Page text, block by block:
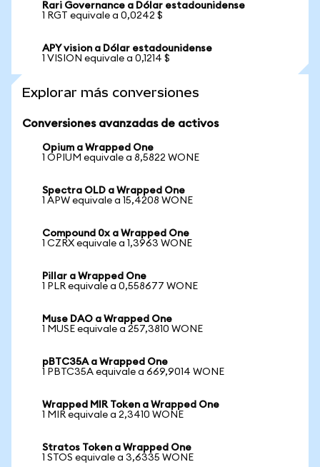
Rari Governance a Dólar estadounidense
1 RGT equivale a 0,0242 $
APY vision a Dólar estadounidense
1 VISION equivale a 0,1214 $
Explorar más conversiones
Conversiones avanzadas de activos
Opium a Wrapped One
1 OPIUM equivale a 8,5822 WONE
Spectra OLD a Wrapped One
1 APW equivale a 15,4208 WONE
Compound 0x a Wrapped One
1 CZRX equivale a 1,3963 WONE
Pillar a Wrapped One
1 PLR equivale a 0,558677 WONE
Muse DAO a Wrapped One
1 MUSE equivale a 257,3810 WONE
pBTC35A a Wrapped One
1 PBTC35A equivale a 669,9014 WONE
Wrapped MIR Token a Wrapped One
1 MIR equivale a 2,3410 WONE
Stratos Token a Wrapped One
1 STOS equivale a 3,6335 WONE